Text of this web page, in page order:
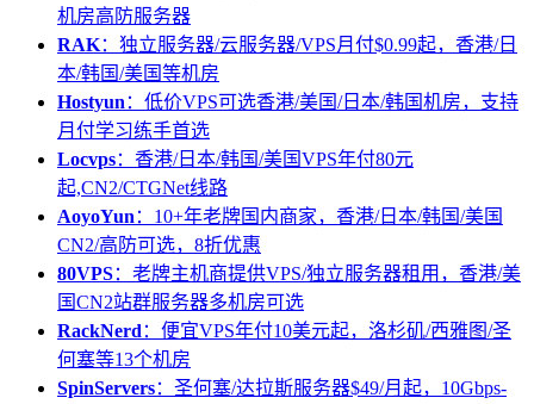
机房高防服务器
RAK：独立服务器/云服务器/VPS月付$0.99起，香港/日
本/韩国/美国等机房
Hostyun ：低价VPS可选香港/美国/日本/韩国机房，支持
月付学习练手首选
Locvps：香港/日本/韩国/美国VPS年付80元
起,CN2/CTGNet线路
AoyoYun ：10+年老牌国内商家，香港/日本/韩国/美国
CN2/高防可选，8折优惠
80VPS：老牌主机商提供VPS/独立服务器租用，香港/美
国CN2站群服务器多机房可选
RackNerd ：便宜VPS年付10美元起，洛杉矶/西雅图/圣
何塞等13个机房
SpinServers：圣何塞/达拉斯服务器$49/月起，10Gbps-